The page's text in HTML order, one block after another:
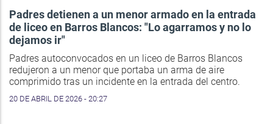
Padres detienen a un menor armado en la entrada
de liceo en Barros Blancos: "Lo agarramos y no lo
dejamos ir"
Padres autoconvocados en un liceo de Barros Blancos
redujeron a un menor que portaba un arma de aire
comprimido tras un incidente en la entrada del centro.
20 DE ABRIL DE 2026 - 20:27